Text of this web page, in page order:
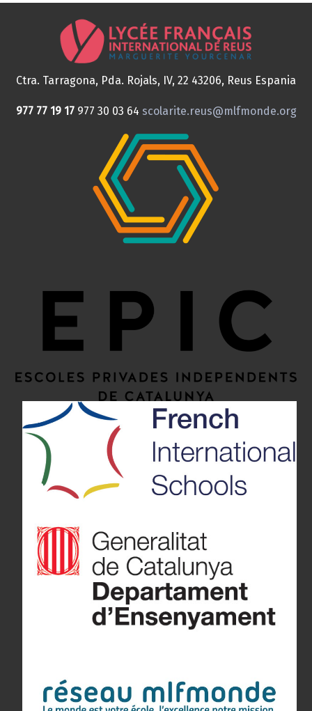
Ctra. Tarragona, Pda. Rojals, IV, 22 43206, Reus Espania
977 77 19 17 977 30 03 64 scolarite.reus@mlfmonde.org